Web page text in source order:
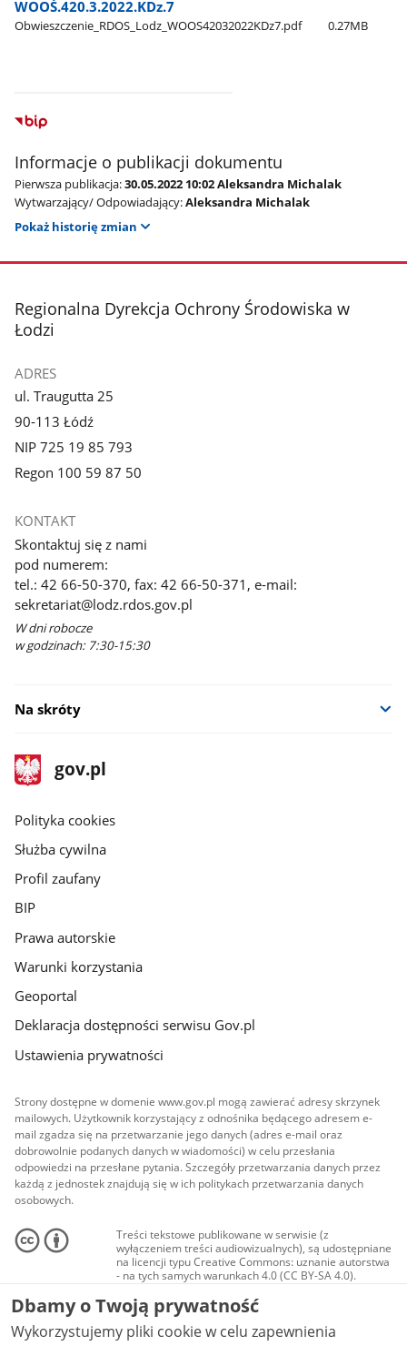
WOOŚ.420.3.2022.KDz.7
Obwieszczenie​_RDOS​_Lodz​_WOOS42032022KDz7.pdf 0.27MB
Informacje o publikacji dokumentu
Pierwsza publikacja:30.05.2022 10:02 Aleksandra Michalak
Wytwarzający/ Odpowiadający:Aleksandra Michalak
Pokaż historię zmian
stopka
Regionalna Dyrekcja Ochrony Środowiska w
Łodzi
ADRES
ul. Traugutta 25
90-113 Łódź
NIP 725 19 85 793
Regon 100 59 87 50
KONTAKT
Skontaktuj się z nami
pod numerem:
tel.: 42 66-50-370, fax: 42 66-50-371, e-mail:
sekretariat@lodz.rdos.gov.pl
W dni robocze
w godzinach: 7:30-15:30
Na skróty
stopka
gov.pl
Strona
gov.pl
gov.pl
Polityka cookies
Służba cywilna
Profil zaufany
BIP
Prawa autorskie
Warunki korzystania
Geoportal
Deklaracja dostępności serwisu Gov.pl
Ustawienia prywatności
Strony dostępne w domenie www.gov.pl mogą zawierać adresy skrzynek
mailowych. Użytkownik korzystający z odnośnika będącego adresem e-
mail zgadza się na przetwarzanie jego danych (adres e-mail oraz
dobrowolnie podanych danych w wiadomości) w celu przesłania
odpowiedzi na przesłane pytania. Szczegóły przetwarzania danych przez
każdą z jednostek znajdują się w ich politykach przetwarzania danych
osobowych.
Treści tekstowe publikowane w serwisie (z
wyłączeniem treści audiowizualnych), są udostępniane
na licencji typu Creative Commons: uznanie autorstwa
- na tych samych warunkach 4.0 (CC BY-SA 4.0).
Materiały audiowizualne, w tym zdjęcia, materiały
audio i wideo, są udostępniane na licencji typu
Creative Commons: uznanie autorstwa użycie
niekomercyjne - bez utworów zależnych 4.0 (CC BY-
Dbamy o Twoją prywatność
Wykorzystujemy pliki cookie w celu zapewnienia